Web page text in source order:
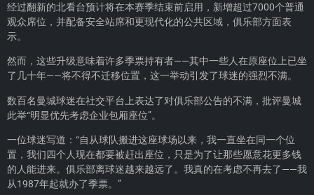
经过翻新的北看台预计将在本赛季结束前启用，新增超过7000个普通
观众席位，并配备安全站席和更现代化的公共区域，俱乐部方面表
示。
然而，这些升级意味着许多季票持有者——其中一些人在原座位上已坐
了几十年——将不得不迁移位置，这一举动引发了球迷的强烈不满。
数百名曼城球迷在社交平台上表达了对俱乐部公告的不满，批评曼城
此举“明显优先考虑企业包厢座位”。
一位球迷写道：“自从球队搬进这座球场以来，我一直坐在同一个位
置，我们四个人现在都要被赶出座位，只是为了让那些愿意花更多钱
的人能进来。俱乐部离球迷越来越远了。我真的在考虑不再去了——我
从1987年起就办了季票。”